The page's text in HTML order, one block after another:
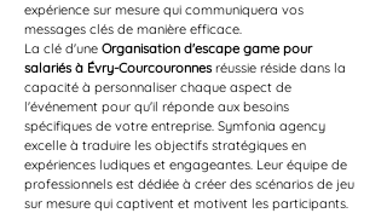
expérience sur mesure qui communiquera vos
messages clés de manière efficace.
La clé d'une Organisation d'escape game pour
salariés à Évry-Courcouronnes réussie réside dans la
capacité à personnaliser chaque aspect de
l'événement pour qu'il réponde aux besoins
spécifiques de votre entreprise. Symfonia agency
excelle à traduire les objectifs stratégiques en
expériences ludiques et engageantes. Leur équipe de
professionnels est dédiée à créer des scénarios de jeu
sur mesure qui captivent et motivent les participants.